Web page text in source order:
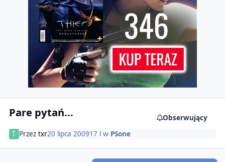
Pare pytań...
Obserwujący
Przez txr20 lipca 200917 l w PSone